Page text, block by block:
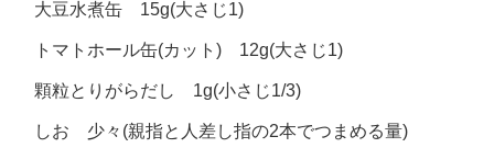
大豆水煮缶 15g(大さじ1)
トマトホール缶(カット) 12g(大さじ1)
顆粒とりがらだし 1g(小さじ1/3)
しお 少々(親指と人差し指の2本でつまめる量)